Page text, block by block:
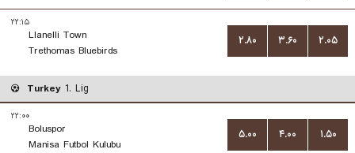
۲۲:۱۵
Llanelli Town
Trethomas Bluebirds
۲.۸۰ ۳.۶۰ ۲.۰۵
Turkey 1. Lig
۲۲:۰۰
Boluspor
Manisa Futbol Kulubu
۵.۰۰ ۴.۰۰ ۱.۵۰